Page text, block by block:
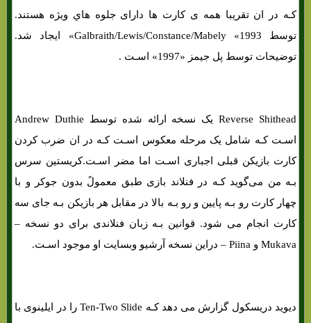
کـه در ان تقریبا همه ی کارت ها دارای جلوه هاي‌ ویژه هستند.
توسط Galbraith/Lewis/Constance/Mabely «1993» ایجاد شد.
توضیحات توسط پل جیمز «1997» اسـت .
Reverse Shithead یک نسخه ارائه شده توسط Andrew Duthie
اسـت کـه شامل یک مرحله معکوس اسـت کـه در ان ضرب کردن
کارت بازیکن قبلی اجباری اسـت اما مضر اسـت.کریستین سرس
بـه من می‌گوید کـه در فنلاند بازی طبق معمولً بدون جوکر و با
چهار کارت رو بـه پایین و رو بـه بالا در مقابل هر بازیکن بـه جای سه
کارت انجام می شود. قوانین بـه زبان فنلاندی برای دو نسخه –
Mukava و Piina – دراین نسخه آرشیو وبسایت او موجود اسـت.
دیوید دریسکول گزارش می دهد کـه Ten-Two Slide را در ایلینوی با